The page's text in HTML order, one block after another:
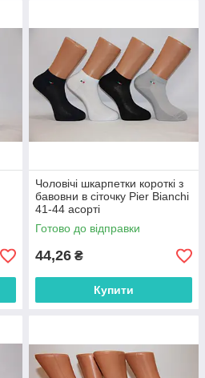
Чоловічі шкарпетки короткі з
бавовни в сіточку Pier Bianchi
41-44 асорті
Готово до відправки
44,26 ₴
Купити